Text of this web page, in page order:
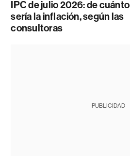
IPC de julio 2026: de cuánto
sería la inflación, según las
consultoras
PUBLICIDAD